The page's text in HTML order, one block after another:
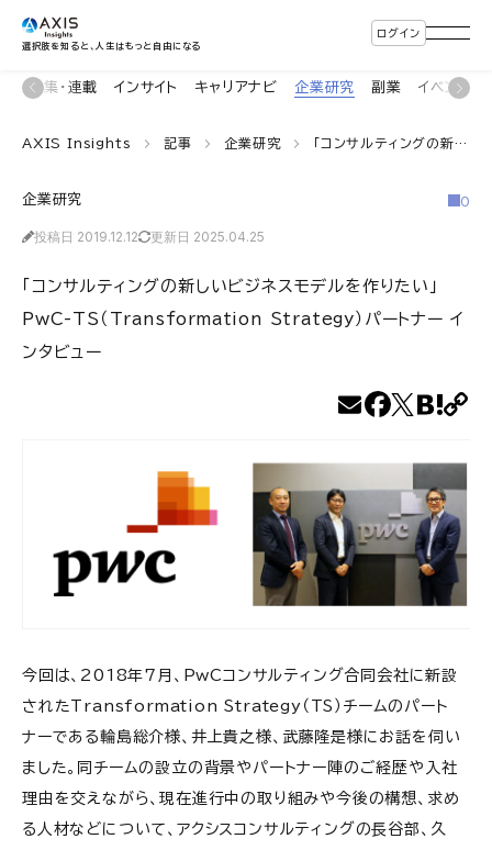
選択肢を知ると、人生はもっと自由になる
ログイン
特集・連載 インサイト キャリアナビ 企業研究 副業 イベント
AXIS Insights 記事 企業研究 「コンサルティングの新しいビジネスモデルを作りたい」PwC-TS（Transformation Strategy）パートナー インタビュー
企業研究
投稿日 2019.12.12 更新日 2025.04.25
0
「コンサルティングの新しいビジネスモデルを作りたい」
PwC-TS（Transformation Strategy）パートナー イ
ンタビュー
今回は、2018年7月、PwCコンサルティング合同会社に新設
されたTransformation Strategy（TS）チームのパート
ナーである輪島総介様、井上貴之様、武藤隆是様にお話を伺い
ました。同チームの設立の背景やパートナー陣のご経歴や入社
理由を交えながら、現在進行中の取り組みや今後の構想、求め
る人材などについて、アクシスコンサルティングの長谷部、久